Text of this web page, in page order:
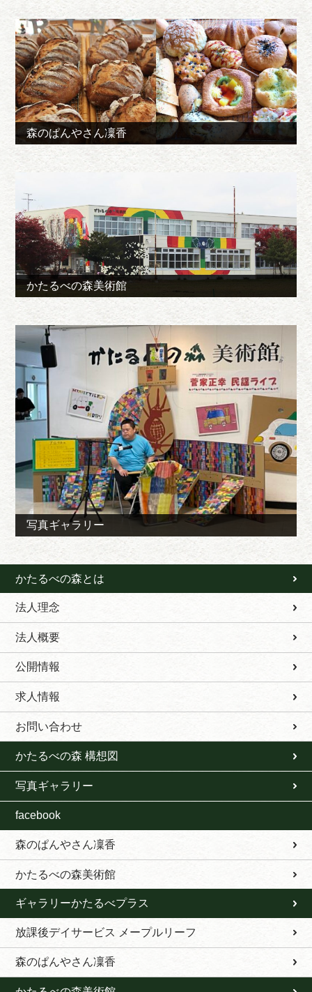
森のぱんやさん凜香
かたるべの森美術館
写真ギャラリー
かたるべの森とは
法人理念
法人概要
公開情報
求人情報
お問い合わせ
かたるべの森 構想図
写真ギャラリー
facebook
森のぱんやさん凜香
かたるべの森美術館
ギャラリーかたるべプラス
放課後デイサービス メープルリーフ
森のぱんやさん凜香